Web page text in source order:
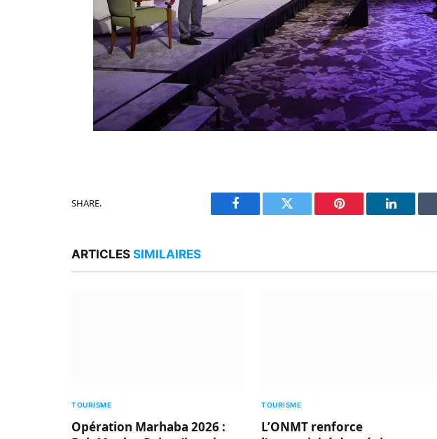
SHARE.
Facebook Twitter Pinterest LinkedIn
ARTICLES SIMILAIRES
TOURISME
Opération Marhaba 2026 :
TOURISME
L’ONMT renforce